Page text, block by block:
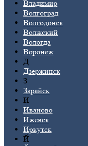
Владимир
Волгоград
Волгодонск
Волжский
Вологда
Воронеж
Д
Дзержинск
З
Зарайск
И
Иваново
Ижевск
Иркутск
Й